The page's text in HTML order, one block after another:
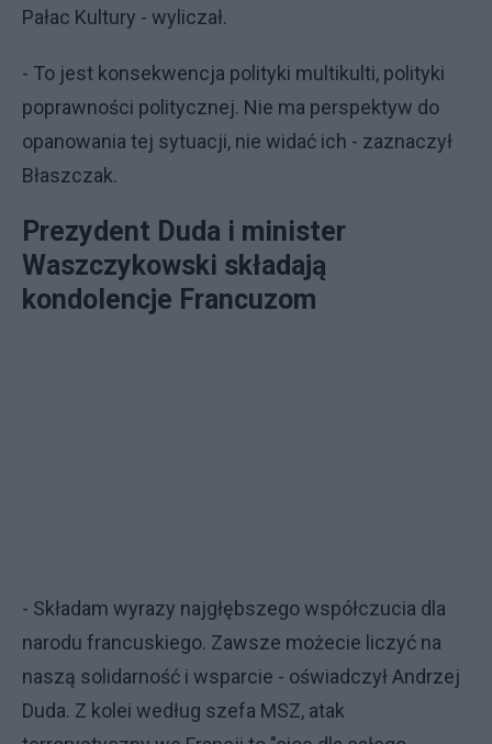
Pałac Kultury - wyliczał.
- To jest konsekwencja polityki multikulti, polityki
poprawności politycznej. Nie ma perspektyw do
opanowania tej sytuacji, nie widać ich - zaznaczył
Błaszczak.
Prezydent Duda i minister
Waszczykowski składają
kondolencje Francuzom
- Składam wyrazy najgłębszego współczucia dla
narodu francuskiego. Zawsze możecie liczyć na
naszą solidarność i wsparcie - oświadczył Andrzej
Duda. Z kolei według szefa MSZ, atak